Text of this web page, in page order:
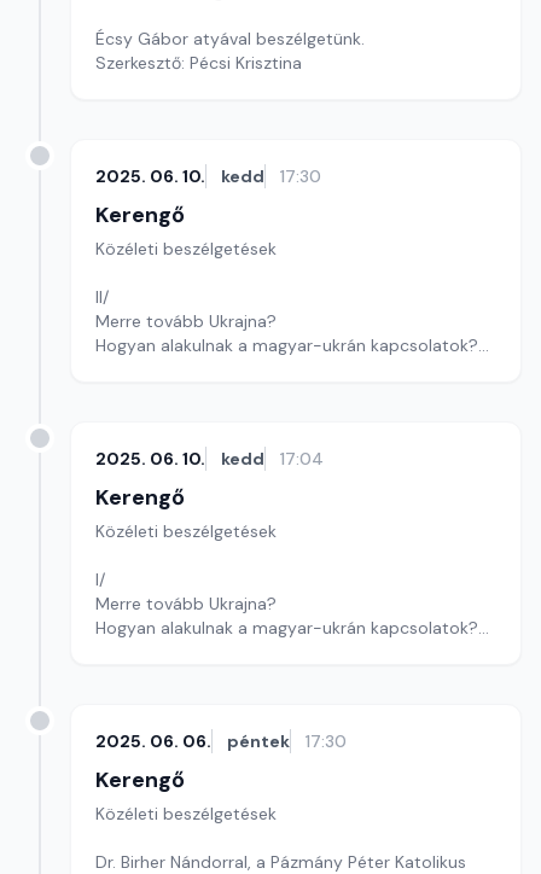
Écsy Gábor atyával beszélgetünk.
Szerkesztő: Pécsi Krisztina
2025. 06. 10. kedd 17:30
Kerengő
Közéleti beszélgetések
II/
Merre tovább Ukrajna?
Hogyan alakulnak a magyar-ukrán kapcsolatok?
2025. 06. 10. kedd 17:04
Kerengő
Közéleti beszélgetések
I/
Merre tovább Ukrajna?
Hogyan alakulnak a magyar-ukrán kapcsolatok?
2025. 06. 06. péntek 17:30
Kerengő
Közéleti beszélgetések
Dr. Birher Nándorral, a Pázmány Péter Katolikus